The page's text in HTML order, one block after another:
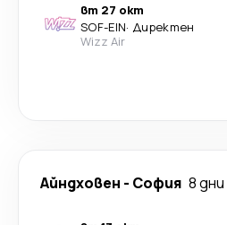
вт 27 окт
SOF-EIN· Директен
Wizz Air
Айндховен - София 8 дни